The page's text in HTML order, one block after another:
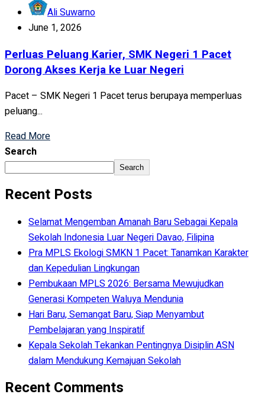
Ali Suwarno
June 1, 2026
Perluas Peluang Karier, SMK Negeri 1 Pacet
Dorong Akses Kerja ke Luar Negeri
Pacet – SMK Negeri 1 Pacet terus berupaya memperluas
peluang...
Read More
Search
Search
Recent Posts
Selamat Mengemban Amanah Baru Sebagai Kepala
Sekolah Indonesia Luar Negeri Davao, Filipina
Pra MPLS Ekologi SMKN 1 Pacet: Tanamkan Karakter
dan Kepedulian Lingkungan
Pembukaan MPLS 2026: Bersama Mewujudkan
Generasi Kompeten Waluya Mendunia
Hari Baru, Semangat Baru, Siap Menyambut
Pembelajaran yang Inspiratif
Kepala Sekolah Tekankan Pentingnya Disiplin ASN
dalam Mendukung Kemajuan Sekolah
Recent Comments